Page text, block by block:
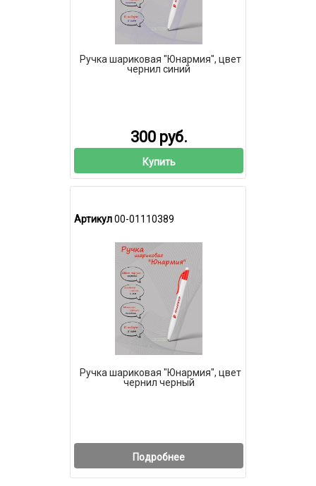
Ручка шариковая "Юнармия", цвет
чернил синий
300 руб.
Купить
Артикул00-01110389
Ручка шариковая "Юнармия", цвет
чернил черный
Подробнее